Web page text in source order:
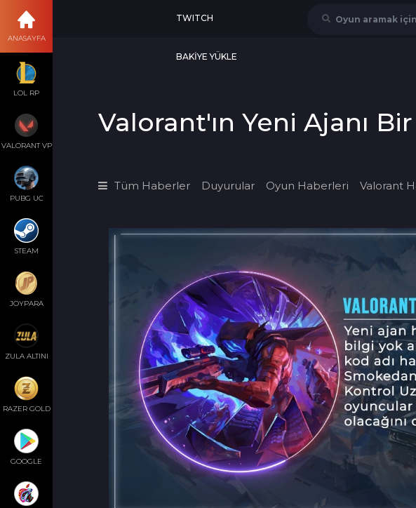
ANASAYFA
LOL RP
VALORANT VP
PUBG UC
STEAM
JOYPARA
ZULA ALTINI
RAZER GOLD
GOOGLE
TWITCH
BAKİYE YÜKLE
Oyun aramak
Valorant'ın Yeni Ajanı
Tüm Haberler Duyurular Oyun Haberleri Valorant